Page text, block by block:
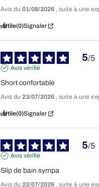
Avis du01/08/2026 , suite à une
Utile(0)Signaler
5/5
Avis vérifié
Short confortable
Avis du23/07/2026 , suite à une
Utile(0)Signaler
5/5
Avis vérifié
Slip de bain sympa
Avis du22/07/2026 , suite à une